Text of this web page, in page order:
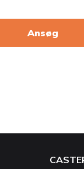
Ansøg